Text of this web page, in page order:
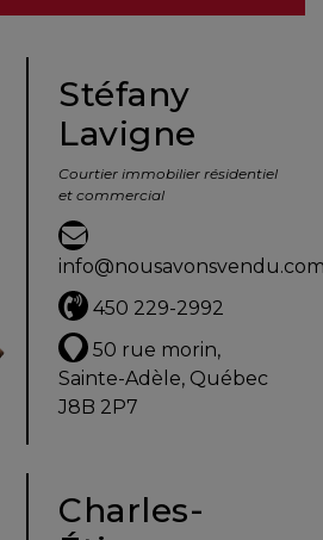
Stéfany
Lavigne
Courtier immobilier résidentiel
et commercial
450 229-2992
50 rue morin,
Sainte-Adèle, Québec
J8B 2P7
Charles-